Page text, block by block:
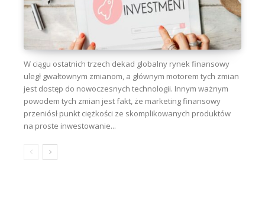
W ciągu ostatnich trzech dekad globalny rynek finansowy
uległ gwałtownym zmianom, a głównym motorem tych zmian
jest dostęp do nowoczesnych technologii. Innym ważnym
powodem tych zmian jest fakt, że marketing finansowy
przeniósł punkt ciężkości ze skomplikowanych produktów
na proste inwestowanie...